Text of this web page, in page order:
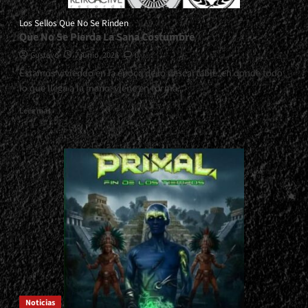
Los Sellos Que No Se Rinden
Que No Se Pierda La Sana Costumbre
Gustavo 7 junio, 2026
0
Estamos viviendo en la época de lo descartable, en donde todo
lo que llega a la mano, viene en forma...
Leer másRead
more
about
<small>Los
Sellos
Que
No
Se
Rinden<span>
|
</span>
</small>
<div>Que
No
Se
Pierda
Noticias